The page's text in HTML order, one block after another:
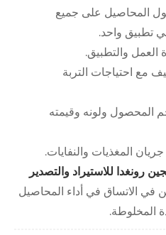
المحاصيل على جميع
تطبيق واحد.
العمل والتطبيق.
مع احتياجات التربة
المحصول ولونه وقيمته
المغذيات والنفايات.
رونغدا للاستيراد والتصدير
في الاتساق في أداء المحاصيل
المخلوطة.